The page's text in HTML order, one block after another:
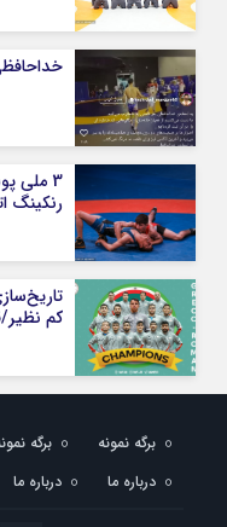
3 ملی
رنکینگ
کم
برگه نمونه برگه
درباره ما
درباره ما